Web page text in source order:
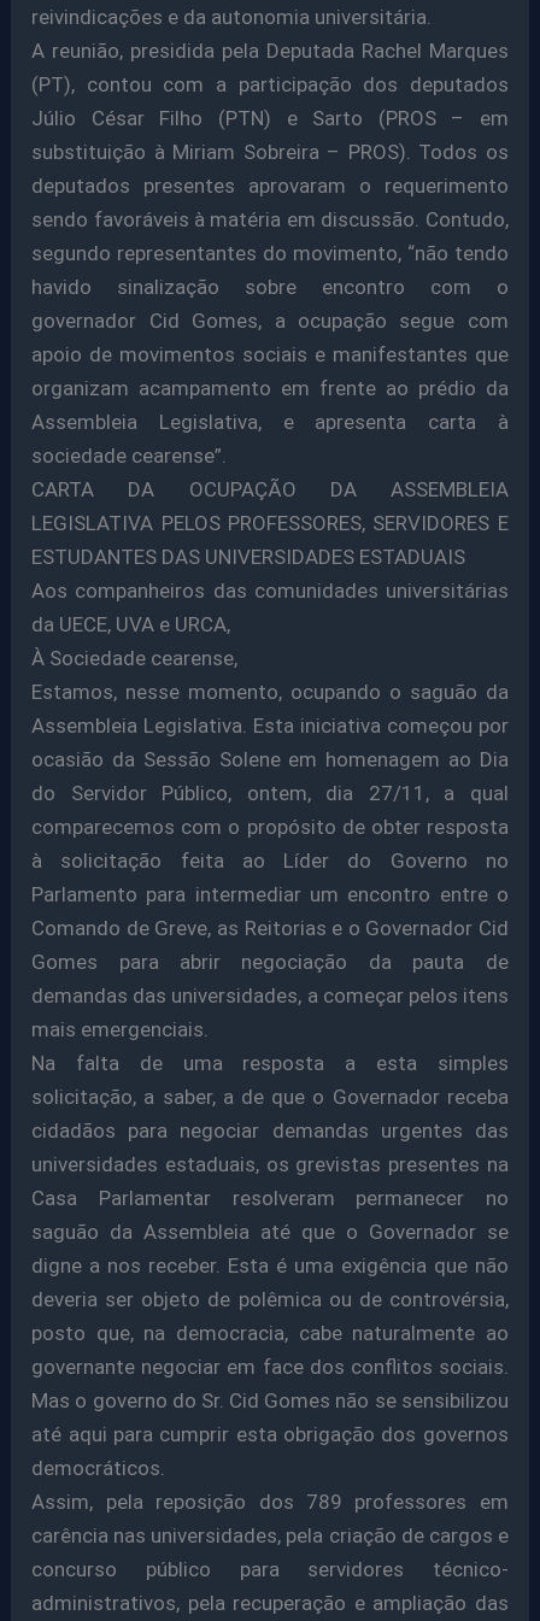
reivindicações e da autonomia universitária.
A reunião, presidida pela Deputada Rachel Marques
(PT), contou com a participação dos deputados
Júlio César Filho (PTN) e Sarto (PROS – em
substituição à Miriam Sobreira – PROS). Todos os
deputados presentes aprovaram o requerimento
sendo favoráveis à matéria em discussão. Contudo,
segundo representantes do movimento, “não tendo
havido sinalização sobre encontro com o
governador Cid Gomes, a ocupação segue com
apoio de movimentos sociais e manifestantes que
organizam acampamento em frente ao prédio da
Assembleia Legislativa, e apresenta carta à
sociedade cearense”.
CARTA DA OCUPAÇÃO DA ASSEMBLEIA
LEGISLATIVA PELOS PROFESSORES, SERVIDORES E
ESTUDANTES DAS UNIVERSIDADES ESTADUAIS
Aos companheiros das comunidades universitárias
da UECE, UVA e URCA,
À Sociedade cearense,
Estamos, nesse momento, ocupando o saguão da
Assembleia Legislativa. Esta iniciativa começou por
ocasião da Sessão Solene em homenagem ao Dia
do Servidor Público, ontem, dia 27/11, a qual
comparecemos com o propósito de obter resposta
à solicitação feita ao Líder do Governo no
Parlamento para intermediar um encontro entre o
Comando de Greve, as Reitorias e o Governador Cid
Gomes para abrir negociação da pauta de
demandas das universidades, a começar pelos itens
mais emergenciais.
Na falta de uma resposta a esta simples
solicitação, a saber, a de que o Governador receba
cidadãos para negociar demandas urgentes das
universidades estaduais, os grevistas presentes na
Casa Parlamentar resolveram permanecer no
saguão da Assembleia até que o Governador se
digne a nos receber. Esta é uma exigência que não
deveria ser objeto de polêmica ou de controvérsia,
posto que, na democracia, cabe naturalmente ao
governante negociar em face dos conflitos sociais.
Mas o governo do Sr. Cid Gomes não se sensibilizou
até aqui para cumprir esta obrigação dos governos
democráticos.
Assim, pela reposição dos 789 professores em
carência nas universidades, pela criação de cargos e
concurso público para servidores técnico-
administrativos, pela recuperação e ampliação das